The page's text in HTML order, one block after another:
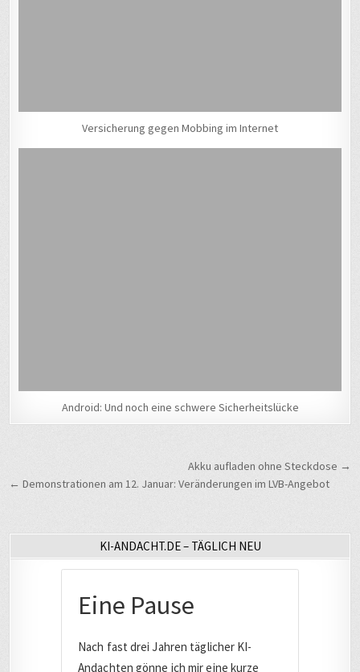
Versicherung gegen Mobbing im Internet
Android: Und noch eine schwere Sicherheitslücke
BeitragsnavigationAkku aufladen ohne Steckdose →
← Demonstrationen am 12. Januar: Veränderungen im LVB-Angebot
KI-ANDACHT.DE – TÄGLICH NEU